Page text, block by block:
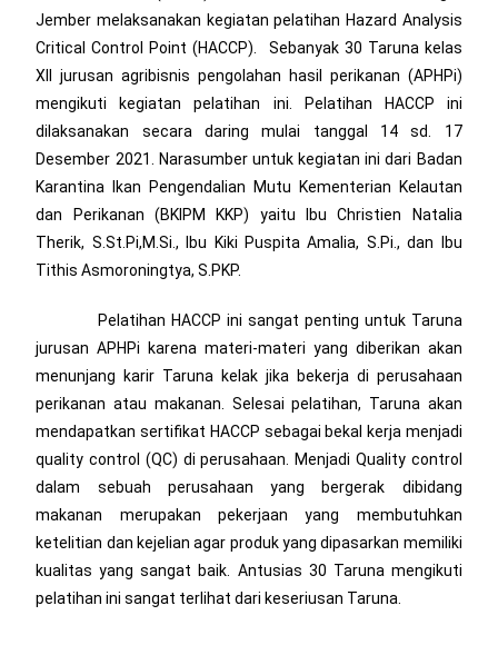
Jember melaksanakan kegiatan pelatihan Hazard Analysis
Critical Control Point (HACCP). Sebanyak 30 Taruna kelas
XII jurusan agribisnis pengolahan hasil perikanan (APHPi)
mengikuti kegiatan pelatihan ini. Pelatihan HACCP ini
dilaksanakan secara daring mulai tanggal 14 sd. 17
Desember 2021. Narasumber untuk kegiatan ini dari Badan
Karantina Ikan Pengendalian Mutu Kementerian Kelautan
dan Perikanan (BKIPM KKP) yaitu Ibu Christien Natalia
Therik, S.St.Pi,M.Si., Ibu Kiki Puspita Amalia, S.Pi., dan Ibu
Tithis Asmoroningtya, S.PKP.
Pelatihan HACCP ini sangat penting untuk Taruna
jurusan APHPi karena materi-materi yang diberikan akan
menunjang karir Taruna kelak jika bekerja di perusahaan
perikanan atau makanan. Selesai pelatihan, Taruna akan
mendapatkan sertifikat HACCP sebagai bekal kerja menjadi
quality control (QC) di perusahaan. Menjadi Quality control
dalam sebuah perusahaan yang bergerak dibidang
makanan merupakan pekerjaan yang membutuhkan
ketelitian dan kejelian agar produk yang dipasarkan memiliki
kualitas yang sangat baik. Antusias 30 Taruna mengikuti
pelatihan ini sangat terlihat dari keseriusan Taruna.